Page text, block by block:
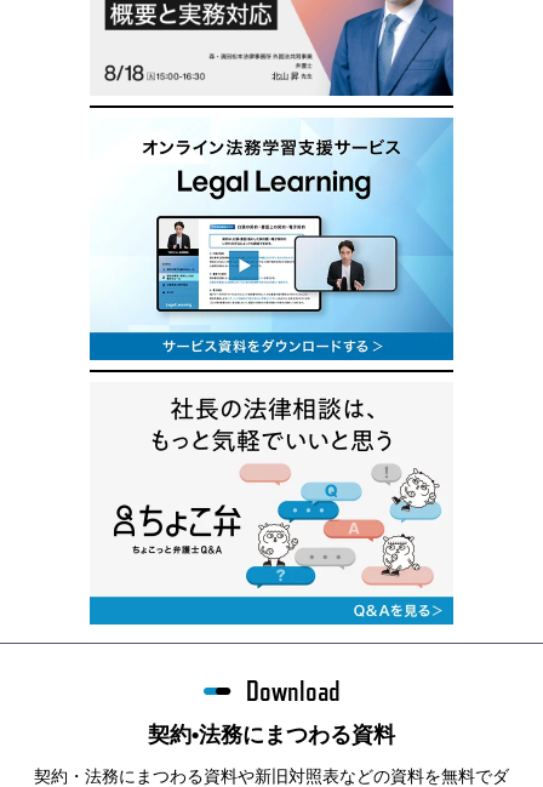
契約•法務にまつわる資料
Download
契約・法務にまつわる資料や新旧対照表などの資料を無料でダ